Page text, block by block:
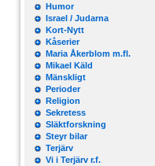
Humor
Israel / Judarna
Kort-Nytt
Kåserier
Maria Åkerblom m.fl.
Mikael Käld
Mänskligt
Perioder
Religion
Sekretess
Släktforskning
Steyr bilar
Terjärv
Vi i Terjärv r.f.